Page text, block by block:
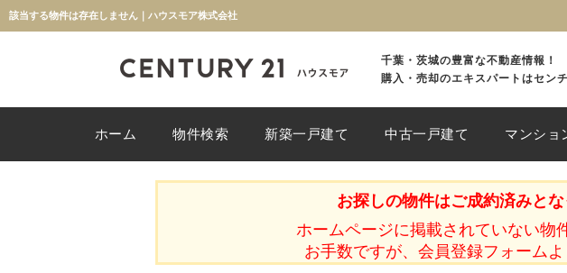
該当する物件は存在しません｜ハウスモア株式会社
千葉・茨城の豊富な不動産情報！
購入・売却のエキスパートはセン
ホーム 物件検索 新築一戸建て 中古一戸建て マンショ
お探しの物件はご成約済みとな
ホームページに掲載されていない物
お手数ですが、会員登録フォームよ